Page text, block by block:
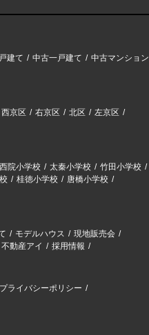
建て 中古一戸建て
中古マンション
西京区 右京区 北区
左京区
西院小学校 太秦小学校
竹田小学校
桂徳小学校
唐橋小学校
モデルハウス
現地販売会
不動産アイ 採用情報
プライバシーポリシー